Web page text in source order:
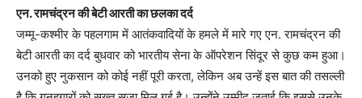
एन. रामचंद्रन की बेटी आरती का छलका दर्द
जम्मू-कश्मीर के पहलगाम में आतंकवादियों के हमले में मारे गए एन. रामचंद्रन की
बेटी आरती का दर्द बुधवार को भारतीय सेना के ऑपरेशन सिंदूर से कुछ कम हुआ।
उनको हुए नुकसान को कोई नहीं पूरी करता, लेकिन अब उन्हें इस बात की तसल्ली